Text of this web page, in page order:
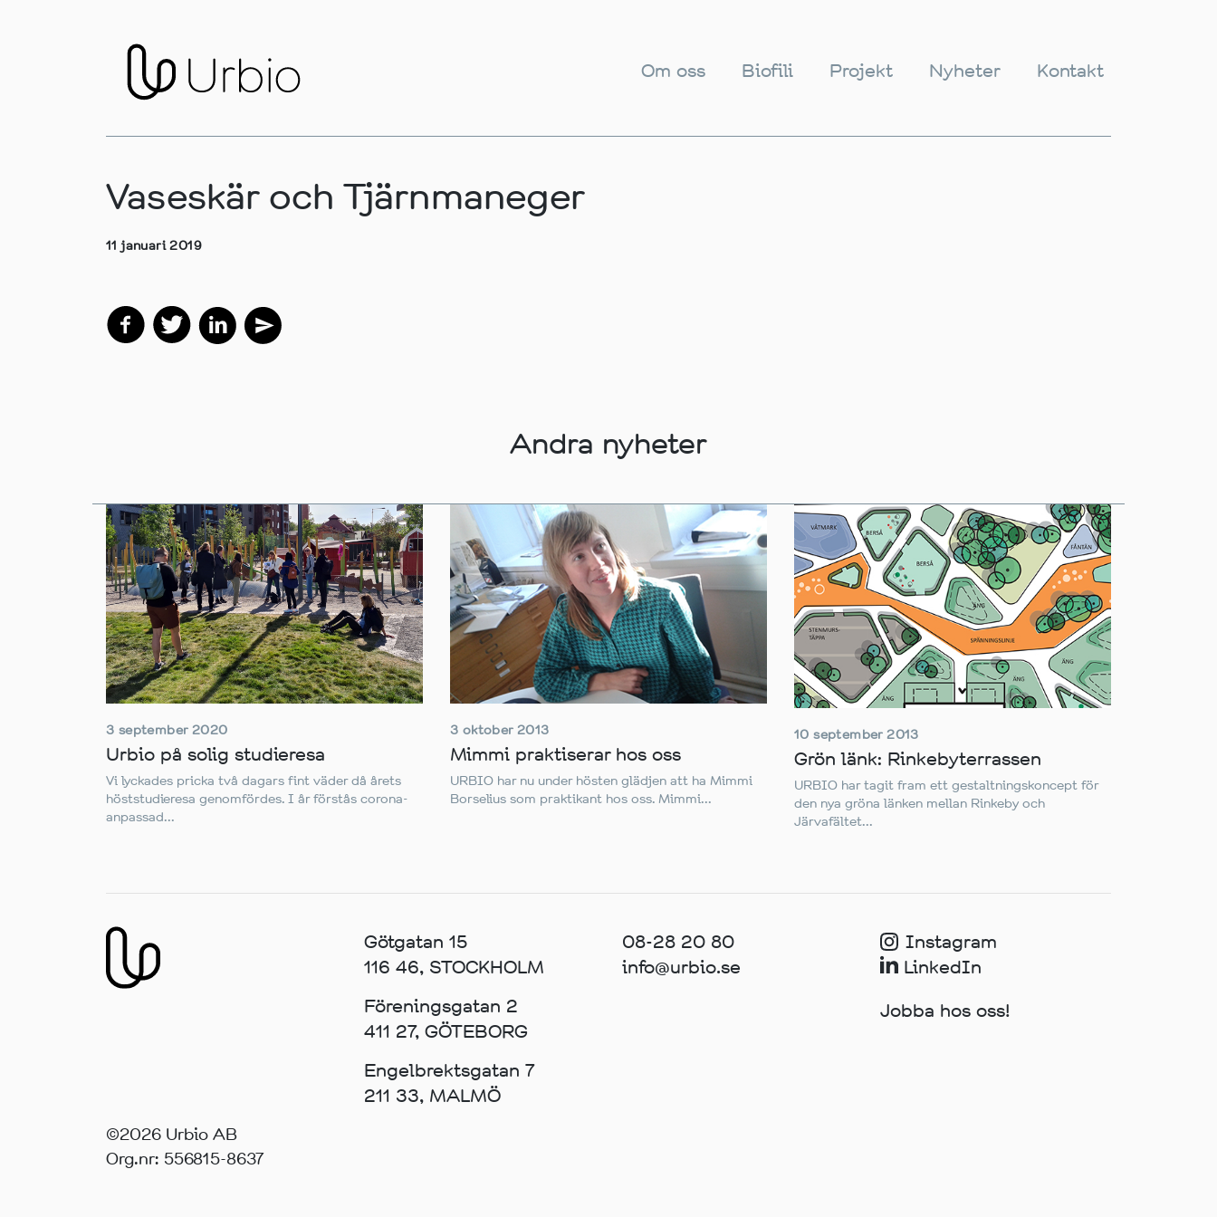
Om oss Biofili Projekt Nyheter Kontakt
Vaseskär och Tjärnmaneger
11 januari 2019
Andra nyheter
3 september 2020
Urbio på solig studieresa
Vi lyckades pricka två dagars fint väder då årets
höststudieresa genomfördes. I år förstås corona-
anpassad...
3 oktober 2013
Mimmi praktiserar hos oss
URBIO har nu under hösten glädjen att ha Mimmi
Borselius som praktikant hos oss. Mimmi...
10 september 2013
Grön länk: Rinkebyterrassen
URBIO har tagit fram ett gestaltningskoncept för
den nya gröna länken mellan Rinkeby och
Järvafältet...
Götgatan 15
116 46, STOCKHOLM
Föreningsgatan 2
411 27, GÖTEBORG
Engelbrektsgatan 7
211 33, MALMÖ
08-28 20 80
info@urbio.se
Instagram
LinkedIn
Jobba hos oss!
©2026 Urbio AB
Org.nr: 556815-8637